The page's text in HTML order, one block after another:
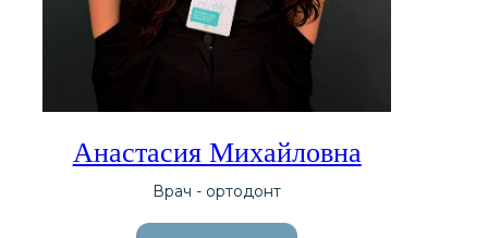
Анастасия Михайловна
Врач - ортодонт